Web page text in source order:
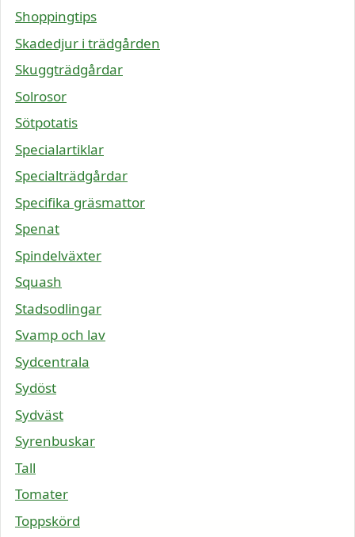
Shoppingtips
Skadedjur i trädgården
Skuggträdgårdar
Solrosor
Sötpotatis
Specialartiklar
Specialträdgårdar
Specifika gräsmattor
Spenat
Spindelväxter
Squash
Stadsodlingar
Svamp och lav
Sydcentrala
Sydöst
Sydväst
Syrenbuskar
Tall
Tomater
Toppskörd